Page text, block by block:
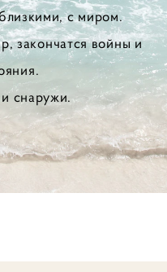
с миром.
закончатся войны и
снаружи.